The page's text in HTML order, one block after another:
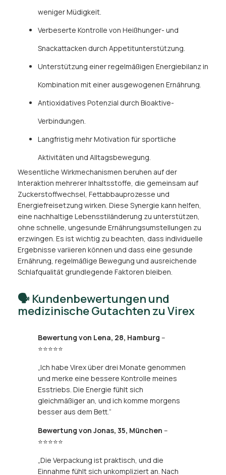
weniger Müdigkeit.
Verbeserte Kontrolle von Heißhunger- und
Snackattacken durch Appetitunterstützung.
Unterstützung einer regelmäßigen Energiebilanz in
Kombination mit einer ausgewogenen Ernährung.
Antioxidatives Potenzial durch Bioaktive-
Verbindungen.
Langfristig mehr Motivation für sportliche
Aktivitäten und Alltagsbewegung.
Wesentliche Wirkmechanismen beruhen auf der
Interaktion mehrerer Inhaltsstoffe, die gemeinsam auf
Zuckerstoffwechsel, Fettabbauprozesse und
Energiefreisetzung wirken. Diese Synergie kann helfen,
eine nachhaltige Lebensstiländerung zu unterstützen,
ohne schnelle, ungesunde Ernährungsumstellungen zu
erzwingen. Es ist wichtig zu beachten, dass individuelle
Ergebnisse variieren können und dass eine gesunde
Ernährung, regelmäßige Bewegung und ausreichende
Schlafqualität grundlegende Faktoren bleiben.
🗣️ Kundenbewertungen und
medizinische Gutachten zu Virex
Bewertung von Lena, 28, Hamburg –
⭐⭐⭐⭐⭐
„Ich habe Virex über drei Monate genommen
und merke eine bessere Kontrolle meines
Esstriebs. Die Energie fühlt sich
gleichmäßiger an, und ich komme morgens
besser aus dem Bett.“
Bewertung von Jonas, 35, München –
⭐⭐⭐⭐⭐
„Die Verpackung ist praktisch, und die
Einnahme fühlt sich unkompliziert an. Nach